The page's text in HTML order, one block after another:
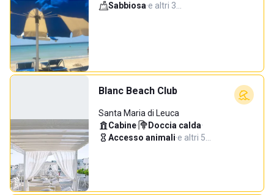
Sabbiosa·e altri 3…
Blanc Beach Club
Santa Maria di Leuca
Cabine· Doccia calda·
Accesso animali·e altri 5…